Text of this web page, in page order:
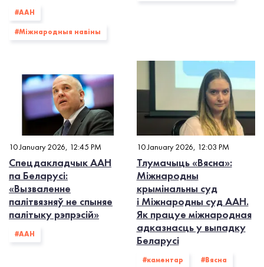
#ААН
#Міжнародныя навіны
10 January 2026, 12:45 PM
Спецдакладчык ААН
па Беларусі:
«Вызваленне
палітвязняў не спыняе
палітыку рэпрэсій»
#ААН
10 January 2026, 12:03 PM
Тлумачыць «Вясна»:
Міжнародны
крымінальны суд
і Міжнародны суд ААН.
Як працуе міжнародная
адказнасць у выпадку
Беларусі
#каментар #Вясна